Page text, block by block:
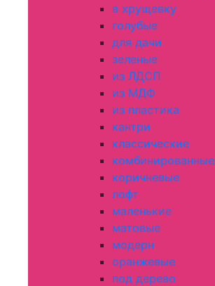
в хрущевку
голубые
для дачи
зеленые
из ЛДСП
из МДФ
из пластика
кантри
классические
комбинированные
коричневые
лофт
маленькие
матовые
модерн
оранжевые
под дерево